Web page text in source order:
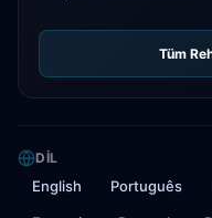
Tüm
DIL
English Português